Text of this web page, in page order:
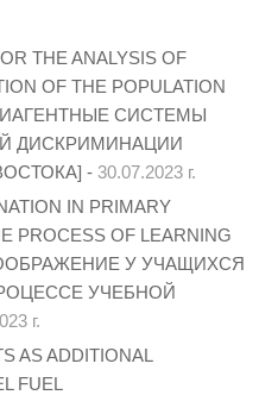
THE ANALYSIS OF
OF THE POPULATION
СИСТЕМЫ
ДИСКРИМИНАЦИИ
- 30.07.2023 г.
IN PRIMARY
PROCESS OF LEARNING
У УЧАЩИХСЯ
УЧЕБНОЙ
г.
AS ADDITIONAL
FUEL